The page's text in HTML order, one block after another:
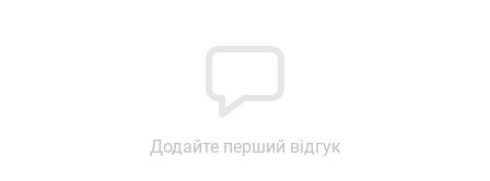
Додайте перший відгук